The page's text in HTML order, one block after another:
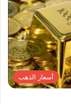
أسعار الذهب